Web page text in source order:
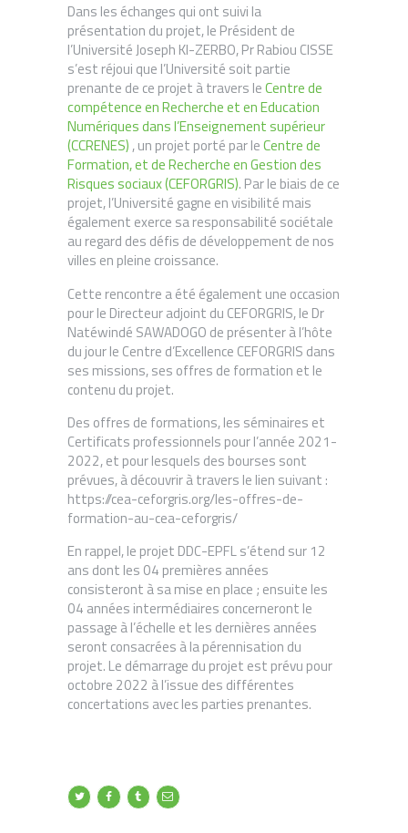
Dans les échanges qui ont suivi la
présentation du projet, le Président de
l’Université Joseph KI-ZERBO, Pr Rabiou CISSE
s’est réjoui que l’Université soit partie
prenante de ce projet à travers leCentre de
compétence en Recherche et en Education
Numériques dans l’Enseignement supérieur
(CCRENES), un projet porté par leCentre de
Formation, et de Recherche en Gestion des
Risques sociaux (CEFORGRIS). Par le biais de ce
projet, l’Université gagne en visibilité mais
également exerce sa responsabilité sociétale
au regard des défis de développement de nos
villes en pleine croissance.
Cette rencontre a été également une occasion
pour le Directeur adjoint du CEFORGRIS, le Dr
Natéwindé SAWADOGO de présenter à l’hôte
du jour le Centre d’Excellence CEFORGRIS dans
ses missions, ses offres de formation et le
contenu du projet.
Des offres de formations, les séminaires et
Certificats professionnels pour l’année 2021-
2022, et pour lesquels des bourses sont
prévues, à découvrir à travers le lien suivant :
https://cea-ceforgris.org/les-offres-de-
formation-au-cea-ceforgris/
En rappel, le projet DDC-EPFL s’étend sur 12
ans dont les 04 premières années
consisteront à sa mise en place ; ensuite les
04 années intermédiaires concerneront le
passage à l’échelle et les dernières années
seront consacrées à la pérennisation du
projet. Le démarrage du projet est prévu pour
octobre 2022 à l’issue des différentes
concertations avec les parties prenantes.